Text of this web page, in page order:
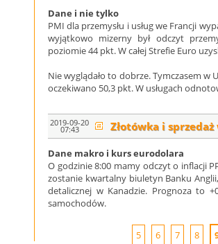
Dane i nie tylko
PMI dla przemysłu i usług we Francji
wyjątkowo mizerny był odczyt
poziomie 44 pkt. W całej Strefie Euro
Nie wyglądało to dobrze. Tymczasem w
oczekiwano 50,3 pkt. W usługach
2019-09-20
07:43 Złotówka i
Dane makro i kurs eurodolara
O godzinie 8:00 mamy odczyt o inflacji
zostanie kwartalny biuletyn Banku
detalicznej w Kanadzie. Prognoza to
samochodów.
5
6 7 8